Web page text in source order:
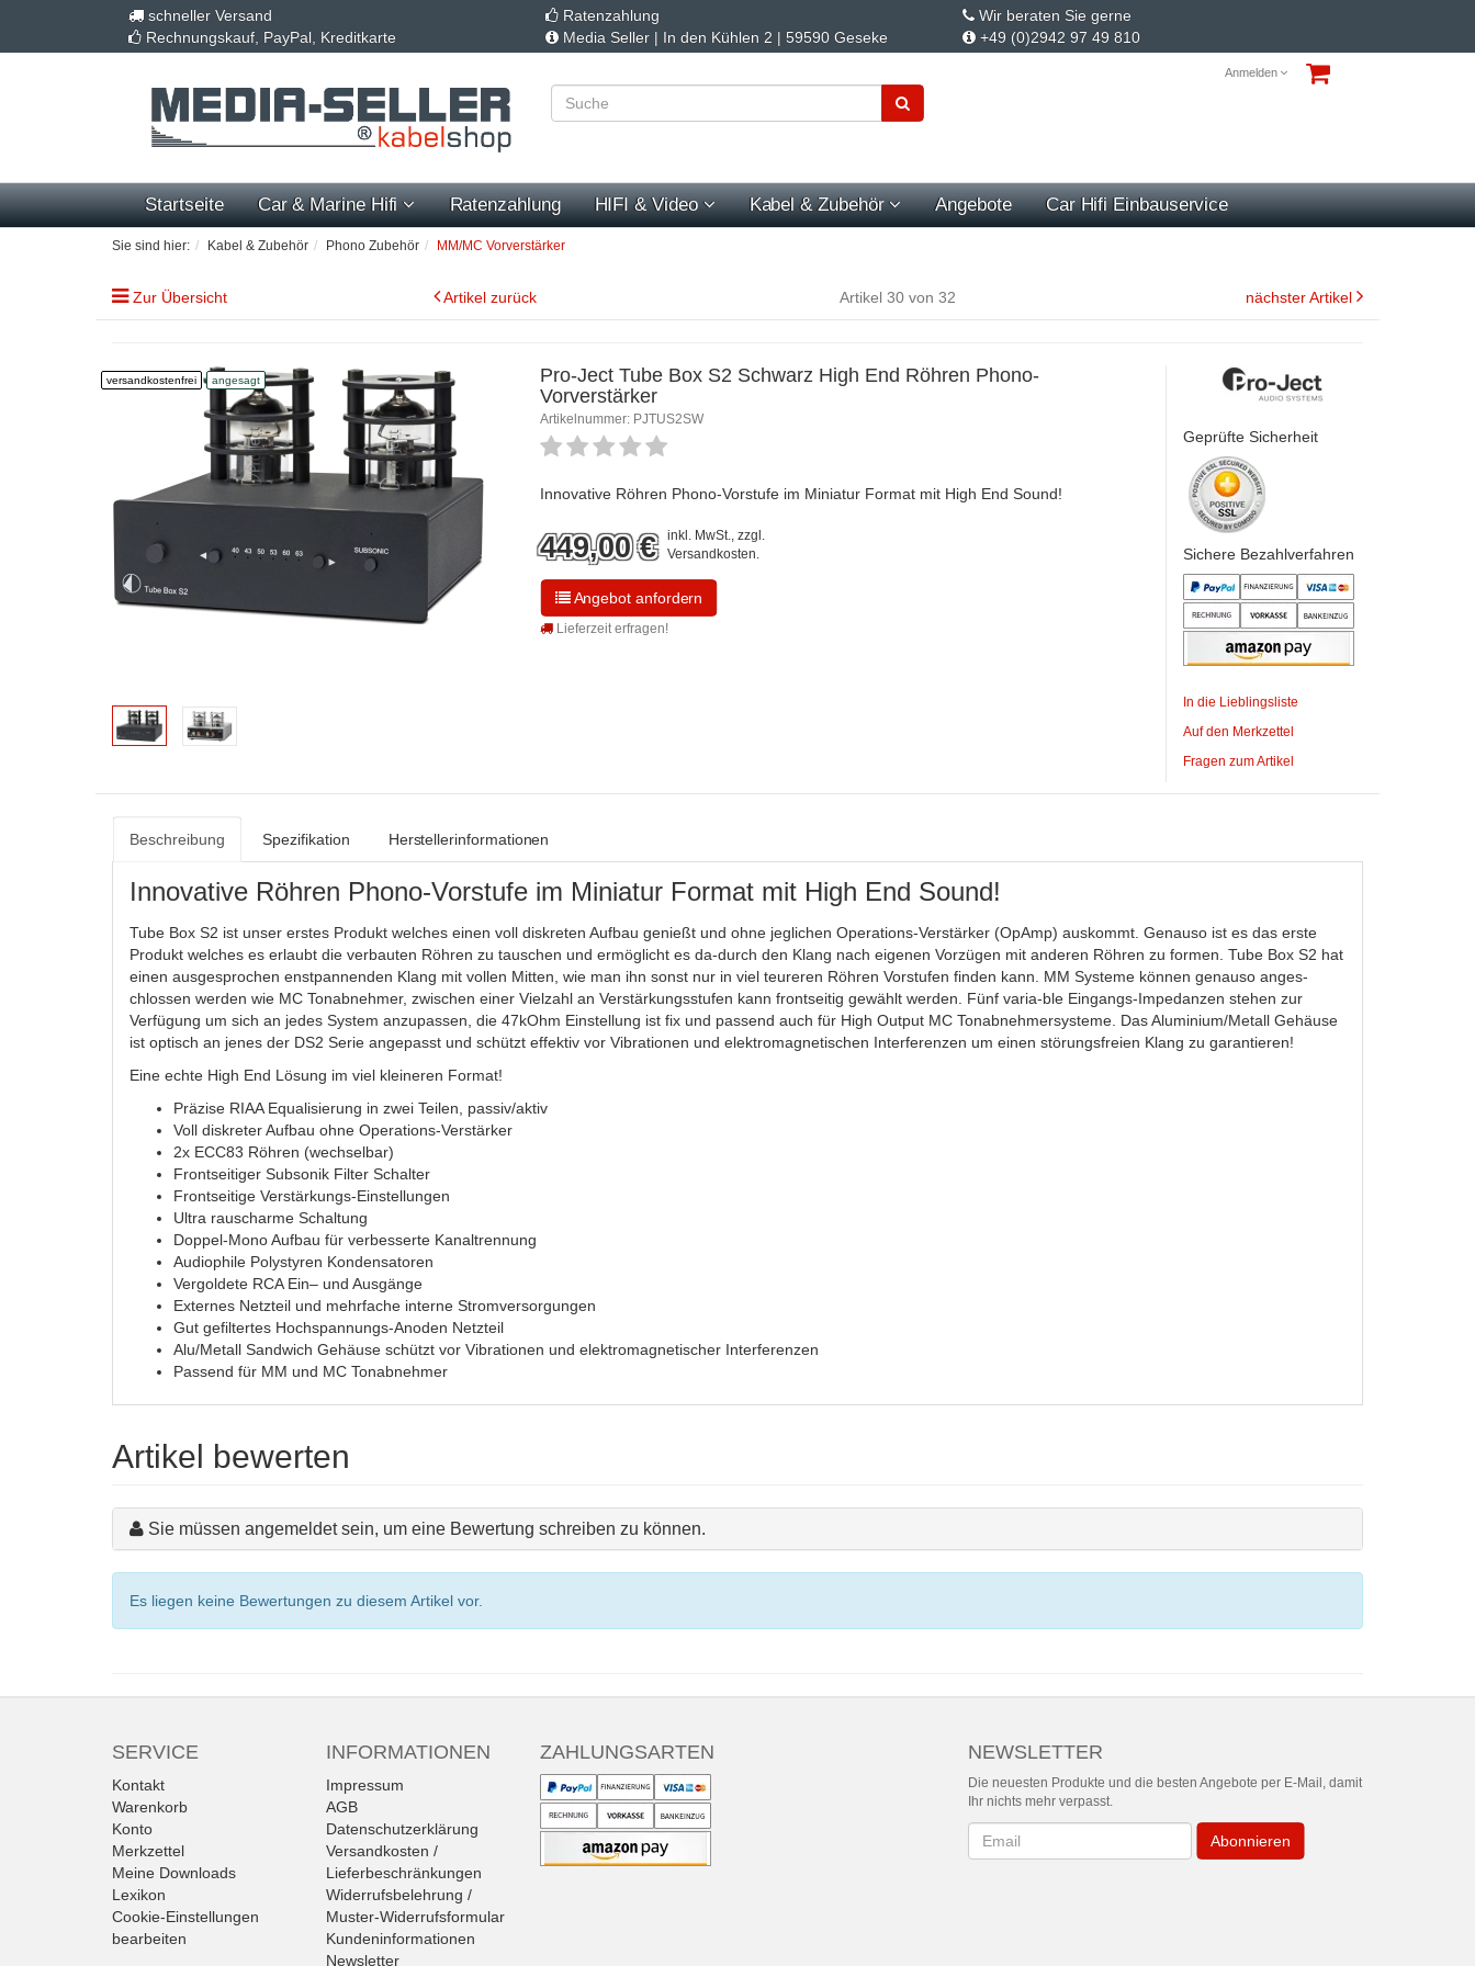
schneller Versand Ratenzahlung
Wir beraten Sie gerne
Rechnungskauf, PayPal, Kreditkarte
Media Seller | In den Kühlen 2 | 59590 Geseke +49 (0)2942 97 49 810
Anmelden
Startseite Car & Marine Hifi Ratenzahlung HIFI & Video Kabel & Zubehör Angebote Car Hifi Einbauservice
Sie sind hier: Kabel & Zubehör Phono Zubehör MM/MC Vorverstärker
Zur Übersicht Artikel zurück Artikel 30 von 32 nächster Artikel
versandkostenfrei angesagt
Pro-Ject Tube Box S2 Schwarz High End Röhren Phono-
Vorverstärker
Artikelnummer: PJTUS2SW
Innovative Röhren Phono-Vorstufe im Miniatur Format mit High End Sound!
449,00 €
inkl. MwSt., zzgl.
Versandkosten.
Angebot anfordern
Lieferzeit erfragen!
Geprüfte Sicherheit
Sichere Bezahlverfahren
In die Lieblingsliste
Auf den Merkzettel
Fragen zum Artikel
Beschreibung Spezifikation Herstellerinformationen
Innovative Röhren Phono-Vorstufe im Miniatur Format mit High End Sound!
Tube Box S2 ist unser erstes Produkt welches einen voll diskreten Aufbau genießt und ohne jeglichen Operations-Verstärker (OpAmp) auskommt. Genauso ist es das erste
Produkt welches es erlaubt die verbauten Röhren zu tauschen und ermöglicht es da-durch den Klang nach eigenen Vorzügen mit anderen Röhren zu formen. Tube Box S2 hat
einen ausgesprochen enstpannenden Klang mit vollen Mitten, wie man ihn sonst nur in viel teureren Röhren Vorstufen finden kann. MM Systeme können genauso anges-
chlossen werden wie MC Tonabnehmer, zwischen einer Vielzahl an Verstärkungsstufen kann frontseitig gewählt werden. Fünf varia-ble Eingangs-Impedanzen stehen zur
Verfügung um sich an jedes System anzupassen, die 47kOhm Einstellung ist fix und passend auch für High Output MC Tonabnehmersysteme. Das Aluminium/Metall Gehäuse
ist optisch an jenes der DS2 Serie angepasst und schützt effektiv vor Vibrationen und elektromagnetischen Interferenzen um einen störungsfreien Klang zu garantieren!
Eine echte High End Lösung im viel kleineren Format!
Präzise RIAA Equalisierung in zwei Teilen, passiv/aktiv
Voll diskreter Aufbau ohne Operations-Verstärker
2x ECC83 Röhren (wechselbar)
Frontseitiger Subsonik Filter Schalter
Frontseitige Verstärkungs-Einstellungen
Ultra rauscharme Schaltung
Doppel-Mono Aufbau für verbesserte Kanaltrennung
Audiophile Polystyren Kondensatoren
Vergoldete RCA Ein– und Ausgänge
Externes Netzteil und mehrfache interne Stromversorgungen
Gut gefiltertes Hochspannungs-Anoden Netzteil
Alu/Metall Sandwich Gehäuse schützt vor Vibrationen und elektromagnetischer Interferenzen
Passend für MM und MC Tonabnehmer
Artikel bewerten
Sie müssen angemeldet sein, um eine Bewertung schreiben zu können.
Es liegen keine Bewertungen zu diesem Artikel vor.
SERVICE
Kontakt
Warenkorb
Konto
Merkzettel
Meine Downloads
Lexikon
Cookie-Einstellungen
bearbeiten
INFORMATIONEN
Impressum
AGB
Datenschutzerklärung
Versandkosten /
Lieferbeschränkungen
Widerrufsbelehrung /
Muster-Widerrufsformular
Kundeninformationen
Newsletter
ZAHLUNGSARTEN NEWSLETTER
Die neuesten Produkte und die besten Angebote per E-Mail, damit
Ihr nichts mehr verpasst.
Newsletter Abonnieren